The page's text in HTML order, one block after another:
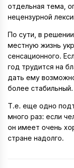
отдельная тема,
нецензурной
По сути, в
местную жизнь
сенсационного.
год трудится на
дать ему
более стабильный.
Т.е. еще одно
много раз: если
он имеет очень
стране надолго.